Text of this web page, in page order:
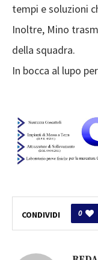
tempi e soluzioni
Inoltre, Mino
della squadra.
In bocca al lupo
CONDIVIDI 0